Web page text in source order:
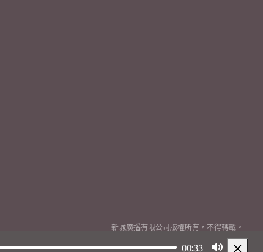
00:33
新城廣播有限公司版權所有，不得轉載。
2026© Metro Broadcast Corporation Limited. All rights reserved.